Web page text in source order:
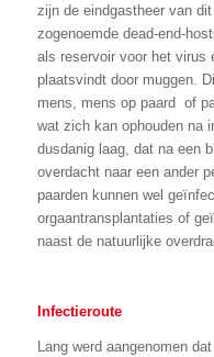
zijn de eindgastheer van
zogenoemde dead-end-
als reservoir voor het virus
plaatsvindt door muggen.
mens, mens op paard of
wat zich kan ophouden na
dusdanig laag, dat na een
overdacht naar een ander
paarden kunnen wel
orgaantransplantaties of
naast de natuurlijke
Infectieroute
Lang werd aangenomen